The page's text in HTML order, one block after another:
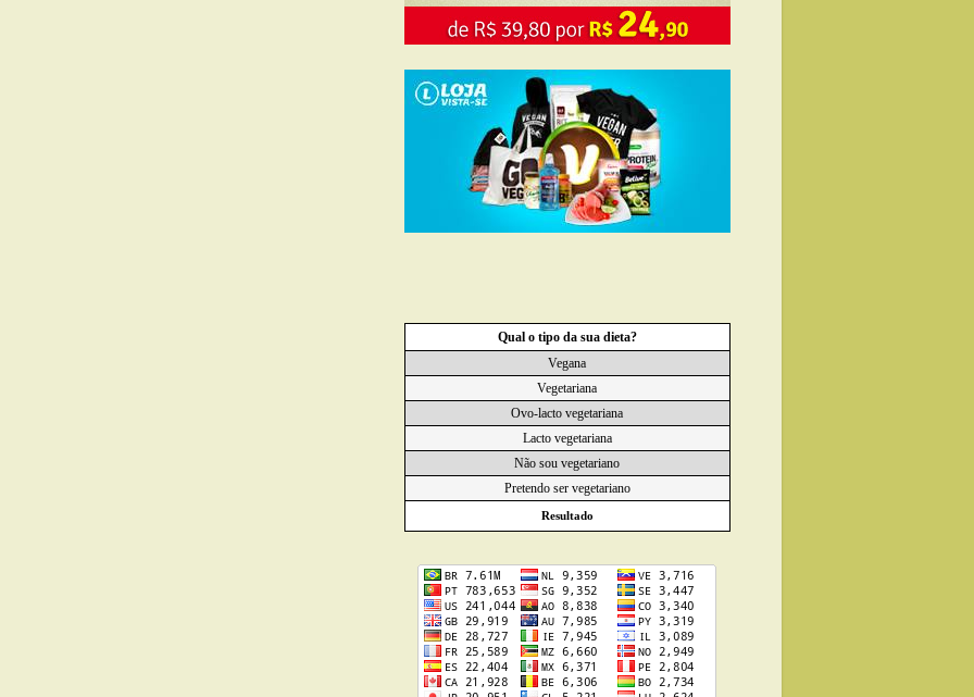
Qual o tipo da sua dieta?
Vegana
Vegetariana
Ovo-lacto vegetariana
Lacto vegetariana
Não sou vegetariano
Pretendo ser vegetariano
Resultado